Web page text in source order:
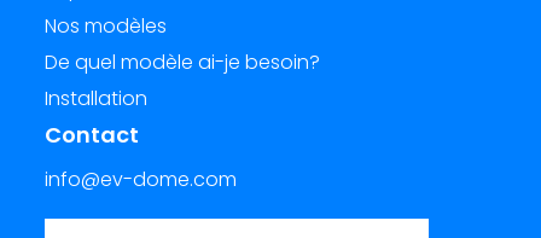
Nos modèles
De quel modèle ai-je besoin?
Installation
Contact
info@ev-dome.com